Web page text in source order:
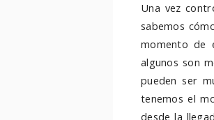
Una vez
sabemos
momento de
algunos son
pueden ser
tenemos el
desde la